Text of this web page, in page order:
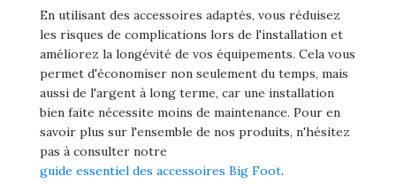
En utilisant des accessoires adaptés, vous réduisez
les risques de complications lors de l'installation et
améliorez la longévité de vos équipements. Cela vous
permet d'économiser non seulement du temps, mais
aussi de l'argent à long terme, car une installation
bien faite nécessite moins de maintenance. Pour en
savoir plus sur l'ensemble de nos produits, n'hésitez
pas à consulter notre
guide essentiel des accessoires Big Foot.